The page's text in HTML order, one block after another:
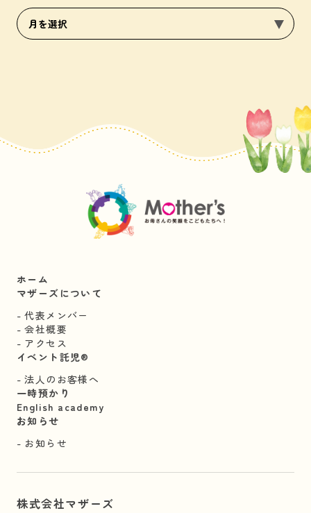
ホーム
マザーズについて
代表メンバー
会社概要
アクセス
イベント託児®︎
法人のお客様へ
一時預かり
English academy
お知らせ
お知らせ
株式会社マザーズ